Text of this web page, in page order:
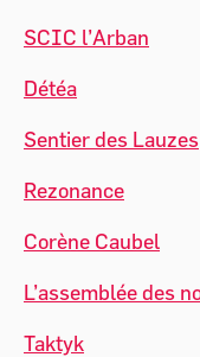
SCIC l’Arban
Détéa
Sentier des Lauzes
Rezonance
Corène Caubel
L’assemblée des
Taktyk